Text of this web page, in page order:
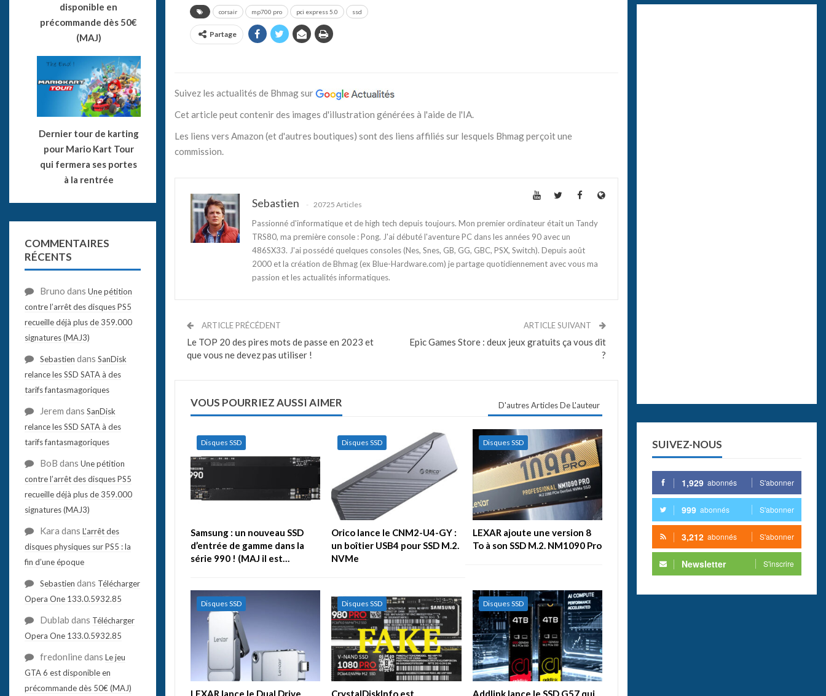
corsair mp700 pro pci express 5.0 ssd
Partage
Suivez les actualités de Bhmag sur
Cet article peut contenir des images d'illustration générées à l'aide de l'IA.
Les liens vers Amazon (et d'autres boutiques) sont des liens affiliés sur lesquels Bhmag perçoit une
commission.
Sebastien 20725 Articles
Passionné d'informatique et de high tech depuis toujours. Mon premier ordinateur était un Tandy
TRS80, ma première console : Pong. J'ai débuté l'aventure PC dans les années 90 avec un
486SX33. J'ai possédé quelques consoles (Nes, Snes, GB, GG, GBC, PSX, Switch). Depuis août
2000 et la création de Bhmag (ex Blue-Hardware.com) je partage quotidiennement avec vous ma
passion et les actualités informatiques.
ARTICLE PRÉCÉDENT
Le TOP 20 des pires mots de passe en 2023 et
que vous ne devez pas utiliser !
ARTICLE SUIVANT
Epic Games Store : deux jeux gratuits ça vous dit
?
VOUS POURRIEZ AUSSI AIMER D'autres Articles De L'auteur
Disques SSD
Samsung : un nouveau SSD
d’entrée de gamme dans la
série 990 ! (MAJ il est…
Disques SSD
Orico lance le CNM2-U4-GY :
un boîtier USB4 pour SSD M.2.
NVMe
Disques SSD
LEXAR ajoute une version 8
To à son SSD M.2. NM1090 Pro
Disques SSD
LEXAR lance le Dual Drive
Disques SSD
CrystalDiskInfo est
Disques SSD
Addlink lance le SSD G57 qui
SUIVEZ-NOUS
1,929 abonnés S'abonner
999 abonnés S'abonner
3,212 abonnés S'abonner
Newsletter S'inscrire
disponible en
précommande dès 50€
(MAJ)
Dernier tour de karting
pour Mario Kart Tour
qui fermera ses portes
à la rentrée
COMMENTAIRES
RÉCENTS
Bruno dans Une pétition
contre l’arrêt des disques PS5
recueille déjà plus de 359.000
signatures (MAJ3)
Sebastien dans SanDisk
relance les SSD SATA à des
tarifs fantasmagoriques
Jerem dans SanDisk
relance les SSD SATA à des
tarifs fantasmagoriques
BoB dans Une pétition
contre l’arrêt des disques PS5
recueille déjà plus de 359.000
signatures (MAJ3)
Kara dans L’arrêt des
disques physiques sur PS5 : la
fin d’une époque
Sebastien dans Télécharger
Opera One 133.0.5932.85
Dublab dans Télécharger
Opera One 133.0.5932.85
fredonlinedans Le jeu
GTA 6 est disponible en
précommande dès 50€ (MAJ)